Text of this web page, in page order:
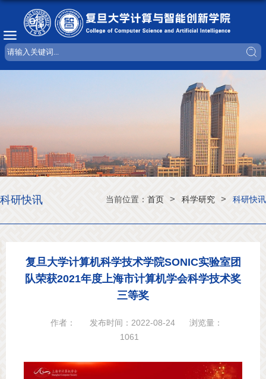
当前位置： 首页 > 科学研究 > 科研快讯
科研快讯
复旦大学计算机科学技术学院SONIC实验室团
队荣获2021年度上海市计算机学会科学技术奖
三等奖
作者： 发布时间：2022-08-24
浏览量：
1061